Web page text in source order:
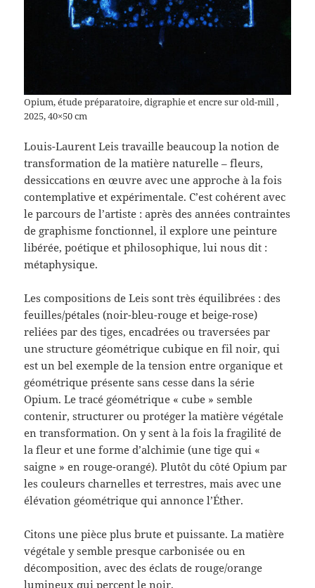
Opium, étude préparatoire, digraphie et encre sur old-mill ,
2025, 40×50 cm
Louis-Laurent Leis travaille beaucoup la notion de
transformation de la matière naturelle – fleurs,
dessiccations en œuvre avec une approche à la fois
contemplative et expérimentale. C’est cohérent avec
le parcours de l’artiste : après des années contraintes
de graphisme fonctionnel, il explore une peinture
libérée, poétique et philosophique, lui nous dit :
métaphysique.
Les compositions de Leis sont très équilibrées : des
feuilles/pétales (noir-bleu-rouge et beige-rose)
reliées par des tiges, encadrées ou traversées par
une structure géométrique cubique en fil noir, qui
est un bel exemple de la tension entre organique et
géométrique présente sans cesse dans la série
Opium. Le tracé géométrique « cube » semble
contenir, structurer ou protéger la matière végétale
en transformation. On y sent à la fois la fragilité de
la fleur et une forme d’alchimie (une tige qui «
saigne » en rouge-orangé). Plutôt du côté Opium par
les couleurs charnelles et terrestres, mais avec une
élévation géométrique qui annonce l’Éther.
Citons une pièce plus brute et puissante. La matière
végétale y semble presque carbonisée ou en
décomposition, avec des éclats de rouge/orange
lumineux qui percent le noir.